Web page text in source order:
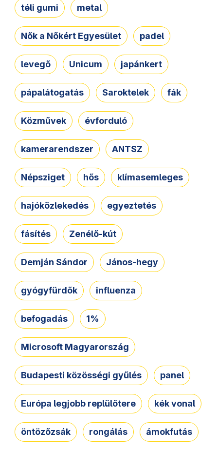
téli gumi metal
Nők a Nőkért Egyesület padel
levegő Unicum japánkert
pápalátogatás Saroktelek fák
Közművek évforduló
kamerarendszer ANTSZ
Népsziget hős klímasemleges
hajóközlekedés egyeztetés
fásítés Zenélő-kút
Demján Sándor János-hegy
gyógyfürdők influenza
befogadás 1%
Microsoft Magyarország
Budapesti közösségi gyűlés panel
Európa legjobb replülőtere kék vonal
öntözőzsák rongálás ámokfutás